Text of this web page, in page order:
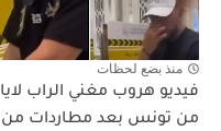
منذ بضع لحظات
فيديو هروب مغني الراب لايا
من تونس بعد مطاردات من